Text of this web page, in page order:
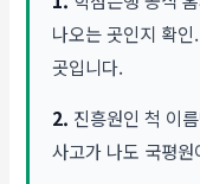
나오는 곳인지 확
곳입니다.
2. 진흥원인 척 이
사고가 나도 국평